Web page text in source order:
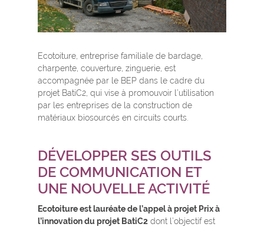
Ecotoiture, entreprise familiale de bardage,
charpente, couverture, zinguerie, est
accompagnée par le BEP dans le cadre du
projet BatiC2, qui vise à promouvoir l’utilisation
par les entreprises de la construction de
matériaux biosourcés en circuits courts.
DÉVELOPPER SES OUTILS
DE COMMUNICATION ET
UNE NOUVELLE ACTIVITÉ
Ecotoiture est lauréate de l’appel à projet Prix à
l’innovation du projet BatiC2 dont l’objectif est